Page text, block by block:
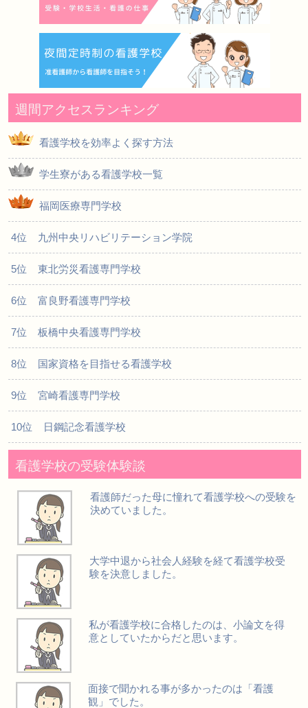
週間アクセスランキング
看護学校を効率よく探す方法
学生寮がある看護学校一覧
福岡医療専門学校
4位 九州中央リハビリテーション学院
5位 東北労災看護専門学校
6位 富良野看護専門学校
7位 板橋中央看護専門学校
8位 国家資格を目指せる看護学校
9位 宮崎看護専門学校
10位 日鋼記念看護学校
看護学校の受験体験談
看護師だった母に憧れて看護学校への受験を
決めていました。
大学中退から社会人経験を経て看護学校受
験を決意しました。
私が看護学校に合格したのは、小論文を得
意としていたからだと思います。
面接で聞かれる事が多かったのは「看護
観」でした。